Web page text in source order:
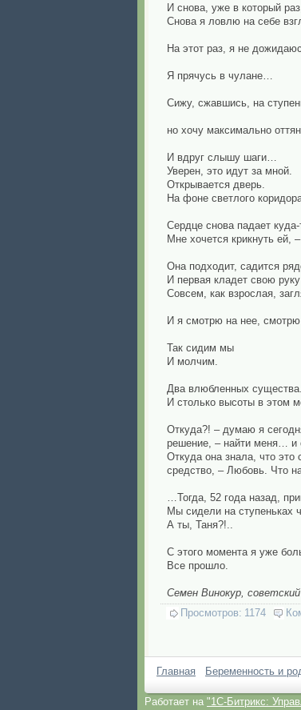
И снова, уже в который
Снова я ловлю на себе
На этот раз, я не
Я прячусь в чулане…
Сижу, сжавшись, на
но хочу максимально
И вдруг слышу шаги…
Уверен, это идут за мной.
Открывается дверь.
На фоне светлого
Сердце снова падает куда-
Мне хочется крикнуть ей,
Она подходит, садится
И первая кладет свою
Совсем, как взрослая,
И я смотрю на нее,
Так сидим мы
И молчим.
Два влюбленных существа.
И столько высоты в этом
Откуда?! – думаю я
решение, – найти меня… и
Откуда она знала, что это
средство, – Любовь. Что
…Тогда, 52 года назад,
Мы сидели на ступеньках
А ты, Таня?!..
С этого момента я уже
Все прошло.
Семен Винокур,
Просмотров: 1174
Главная Беременность и
Работает на "1C-Битрикс: